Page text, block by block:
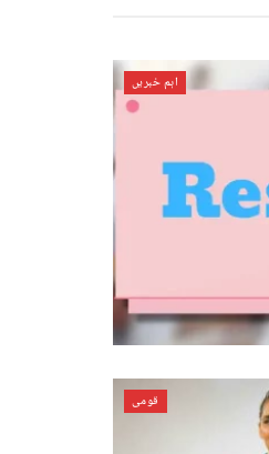
اہم خبریں
قومی